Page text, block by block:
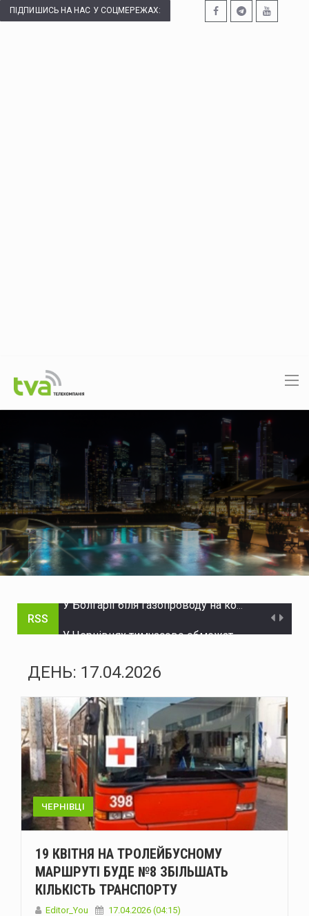
ПІДПИШИСЬ НА НАС У СОЦМЕРЕЖАХ:
RSS
Україна пройшла рекордну серпневу спеку без відключень – Шмигаль
ЄС надав Україні додаткові €30 млн на відновлення енергетики
Історія Виженки: від літописних згадок 1158 року до сучасного туризму
Зеленський: Україна має домовленість зі США про щомісячне постачання ракет для Patriot
Стрільця, який поранив двох поліцейських на Буковині, взято під варту
ДЕНЬ: 17.04.2026
ЧЕРНІВЦІ
19 КВІТНЯ НА ТРОЛЕЙБУСНОМУ
МАРШРУТІ БУДЕ №8 ЗБІЛЬШАТЬ
КІЛЬКІСТЬ ТРАНСПОРТУ
Editor_You 17.04.2026 (04:15)